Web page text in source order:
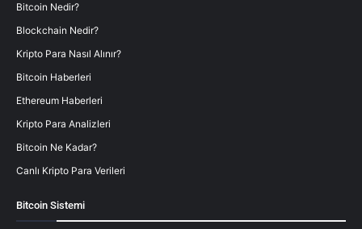
Bitcoin Nedir?
Blockchain Nedir?
Kripto Para Nasıl Alınır?
Bitcoin Haberleri
Ethereum Haberleri
Kripto Para Analizleri
Bitcoin Ne Kadar?
Canlı Kripto Para Verileri
Bitcoin Sistemi